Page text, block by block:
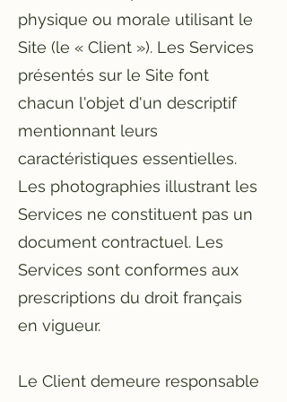
physique ou morale utilisant le
Site (le « Client »). Les Services
présentés sur le Site font
chacun l'objet d'un descriptif
mentionnant leurs
caractéristiques essentielles.
Les photographies illustrant les
Services ne constituent pas un
document contractuel. Les
Services sont conformes aux
prescriptions du droit français
en vigueur.
Le Client demeure responsable